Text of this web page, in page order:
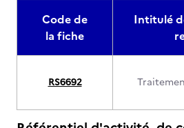
Code de
la fiche
Intitulé
RS6692